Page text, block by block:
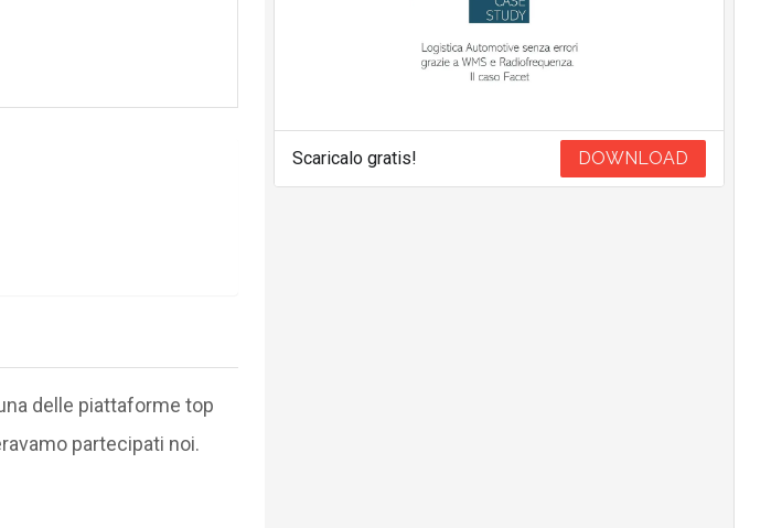
delle piattaforme top
partecipati noi.
Scaricalo gratis! DOWNLOAD